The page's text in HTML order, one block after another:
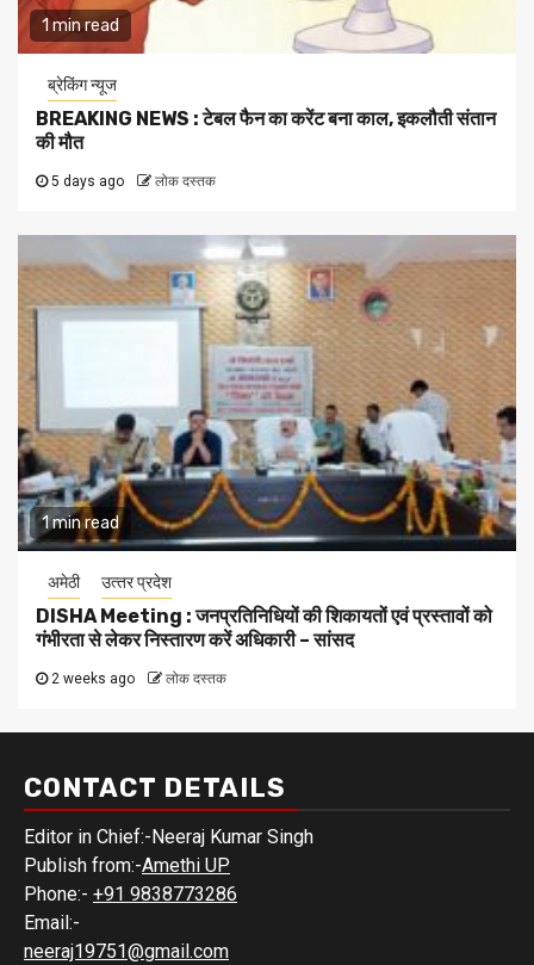
1 min read
ब्रेकिंग न्यूज
BREAKING NEWS : टेबल फैन का करेंट बना काल, इकलौती संतान
की मौत
5 days ago लोक दस्तक
1 min read
अमेठी उत्‍तर प्रदेश
DISHA Meeting : जनप्रतिनिधियों की शिकायतों एवं प्रस्तावों को
गंभीरता से लेकर निस्तारण करें अधिकारी – सांसद
2 weeks ago लोक दस्तक
CONTACT DETAILS
Editor in Chief:-Neeraj Kumar Singh
Publish from:-Amethi UP
Phone:- +91 9838773286
Email:-
neeraj19751@gmail.com